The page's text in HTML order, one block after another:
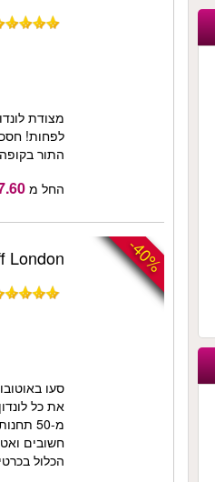
מצודת
לפחות!
התור
החל מ ‏137.60 ‏ ₪
-40%
London
סעו
את כל
מ-50
חשובים
הכלול